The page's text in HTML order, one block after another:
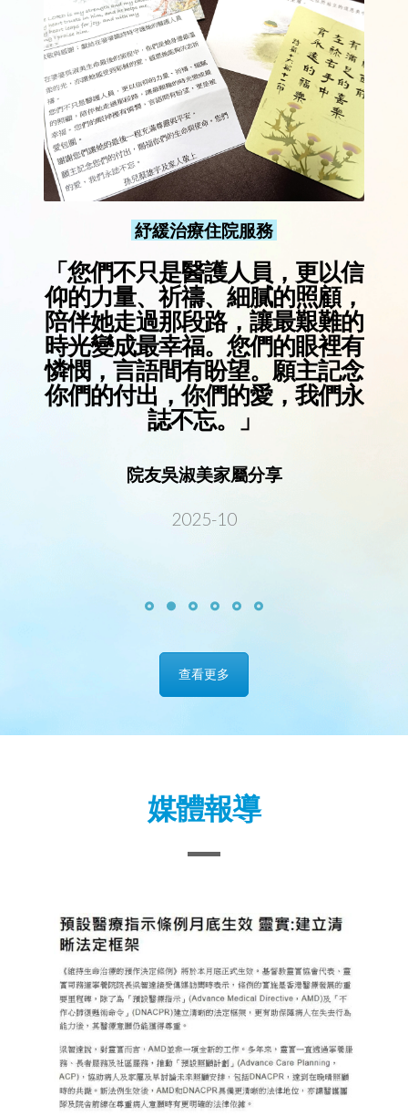
紓緩治療住院服務
「您們不只是醫護人員，更以信
仰的力量、祈禱、細膩的照顧，
陪伴她走過那段路，讓最艱難的
時光變成最幸福。您們的眼裡有
憐憫，言語間有盼望。願主記念
你們的付出，你們的愛，我們永
誌不忘。」
院友吳淑美家屬分享
2025-10
查看更多
媒體報導
【信報】預設醫療指示條例月底生效 靈實:
建立清晰法定框架
2026年7月23日